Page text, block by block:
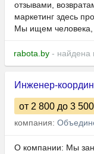
отзывами,
маркетинг здесь
Мы ищем человека,
rabota.by - найдена
Инженер-
от 2 800 до 3 500
компания:
О компании: Мы